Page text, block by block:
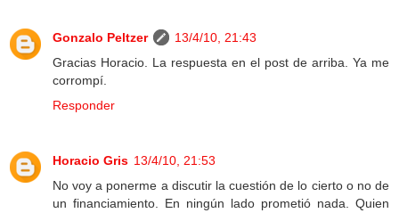
Gonzalo Peltzer
13/4/10, 21:43
Gracias Horacio. La respuesta en el post de arriba. Ya me
corrompí.
Responder
Horacio Gris 13/4/10, 21:53
No voy a ponerme a discutir la cuestión de lo cierto o no de
un financiamiento. En ningún lado prometió nada. Quien